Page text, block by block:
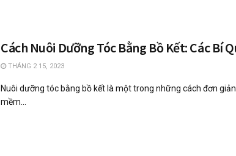
Cách Nuôi Dưỡng Tóc Bằng Bồ Kết: Các Bí
THÁNG 2 15, 2023
Nuôi dưỡng tóc bằng bồ kết là một trong những cách đơn
mềm...